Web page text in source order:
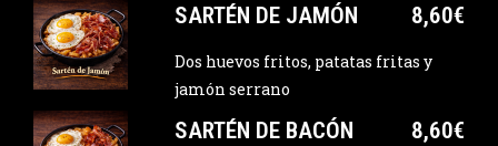
SARTÉN DE JAMÓN 8,60€
Dos huevos fritos, patatas fritas y
jamón serrano
SARTÉN DE BACÓN 8,60€